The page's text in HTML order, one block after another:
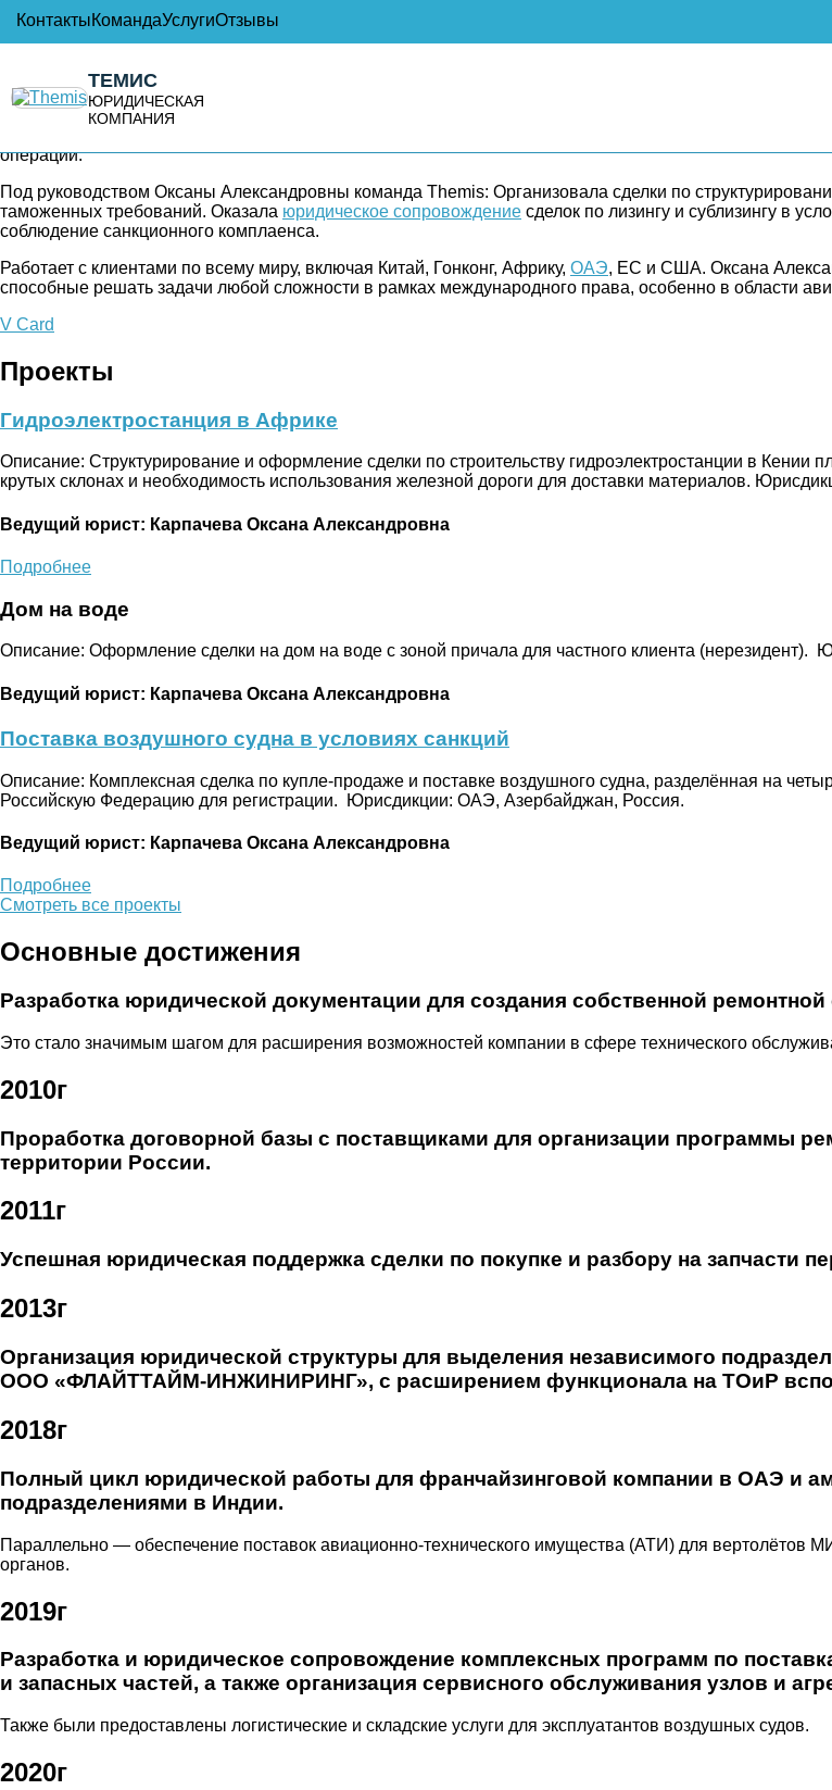
КонтактыКомандаУслугиОтзывы
ТЕМИС
ЮРИДИЧЕСКАЯ
КОМПАНИЯ
Оксана Александровна Карпачева — управляющий партнёр компании Themis, эксперт в области
реализовала множество крупных проектов, связанных с трансграничными сделками,
операций.
Под руководством Оксаны Александровны команда Themis: Организовала сделки по
таможенных требований. Оказала юридическое сопровождение сделок по лизингу и сублизингу в
соблюдение санкционного комплаенса.
Работает с клиентами по всему миру, включая Китай, Гонконг, Африку, ОАЭ, ЕС и США. Оксана
способные решать задачи любой сложности в рамках международного права, особенно в области
V Card
Проекты
Гидроэлектростанция в Африке
Описание: Структурирование и оформление сделки по строительству гидроэлектростанции в
крутых склонах и необходимость использования железной дороги для доставки материалов.
Ведущий юрист: Карпачева Оксана Александровна
Подробнее
Дом на воде
Описание: Оформление сделки на дом на воде с зоной причала для частного клиента (нерезидент).
Ведущий юрист: Карпачева Оксана Александровна
Поставка воздушного судна в условиях санкций
Описание: Комплексная сделка по купле-продаже и поставке воздушного судна, разделённая на
Российскую Федерацию для регистрации.
Юрисдикции: ОАЭ, Азербайджан, Россия.
Ведущий юрист: Карпачева Оксана Александровна
Подробнее
Смотреть все проекты
Основные достижения
Разработка юридической документации для создания собственной
Это стало значимым шагом для расширения возможностей компании в сфере технического
2010г
Проработка договорной базы с поставщиками для организации программы
территории России.
2011г
Успешная юридическая поддержка сделки по покупке и разбору на запчасти
2013г
Организация юридической структуры для выделения независимого
ООО «ФЛАЙТТАЙМ-ИНЖИНИРИНГ», с расширением функционала на ТОиР
2018г
Полный цикл юридической работы для франчайзинговой компании в ОАЭ и
подразделениями в Индии.
Параллельно — обеспечение поставок авиационно-технического имущества (АТИ) для
органов.
2019г
Разработка и юридическое сопровождение комплексных программ по
и запасных частей, а также организация сервисного обслуживания узлов и
Также были предоставлены логистические и складские услуги для эксплуатантов воздушных судов.
2020г